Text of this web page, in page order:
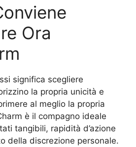
Ora
significa scegliere
la propria unicità e
al meglio la propria
è il compagno ideale
tangibili, rapidità d’azione
della discrezione personale.